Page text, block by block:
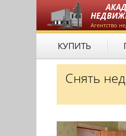
Агентство
КУПИТЬ
Снять